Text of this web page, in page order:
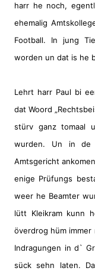
harr he noch,
ehemalig
Football. In jung
worden un dat is he
Lehrt harr Paul bi
dat Woord
stürv ganz tomaal
wurden. Un in de
Amtsgericht
enige Prüfungs
weer he Beamter
lütt Kleikram kunn
överdrog hüm
Indragungen in d`
sück sehn laten.